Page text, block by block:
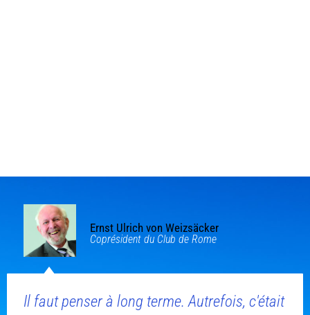
Il faut penser à long terme. Autrefois, c'était
Ernst Ulrich von Weizsäcker
Coprésident du Club de Rome